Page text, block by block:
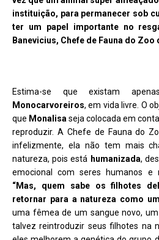
instituição, para permanecer sob
ter um papel importante no
Banevicius, Chefe de Fauna do Zoo
Estima-se que existam
Monocarvoreiros, em vida livre. O
que Monalisaseja colocada em
reproduzir. A Chefe de Fauna do
infelizmente, ela não tem mais
natureza, pois está humanizada,
emocional com seres humanos e
“Mas, quem sabe os filhotes
retornar para a natureza como
uma fêmea de um sangue novo,
talvez reintroduzir seus filhotes na